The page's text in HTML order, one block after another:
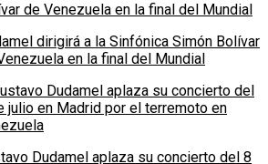
dirigirá a la Sinfónica Simón Bolívar
en la final del Mundial
Dudamel aplaza su concierto del 8